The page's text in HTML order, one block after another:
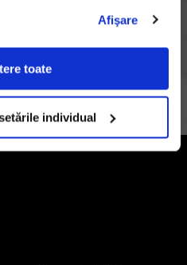
un nivel adecvat de
personal. Prin
prin selecția
schimba setările cookie-
le găsiți
Afişare
toate
individual
Trimestrului 3-2024